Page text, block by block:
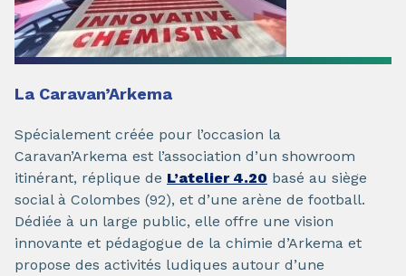
La Caravan’Arkema
Spécialement créée pour l’occasion la
Caravan’Arkema est l’association d’un showroom
itinérant, réplique de L’atelier 4.20 basé au siège
social à Colombes (92), et d’une arène de football.
Dédiée à un large public, elle offre une vision
innovante et pédagogue de la chimie d’Arkema et
propose des activités ludiques autour d’une